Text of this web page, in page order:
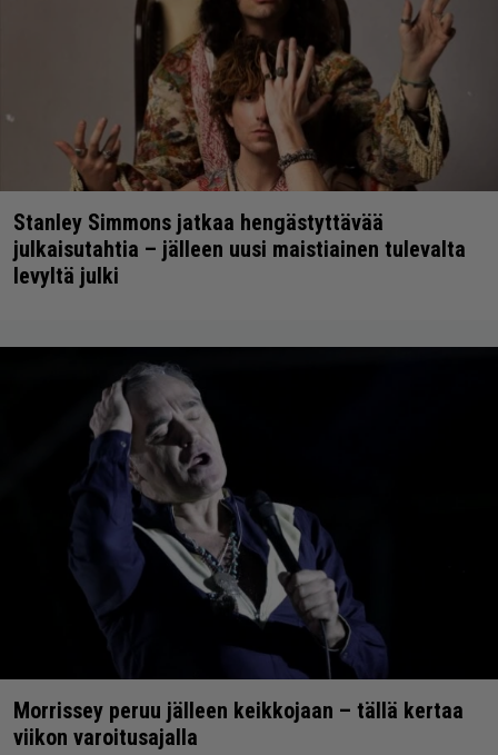
Stanley Simmons jatkaa hengästyttävää
julkaisutahtia – jälleen uusi maistiainen tulevalta
levyltä julki
Morrissey peruu jälleen keikkojaan – tällä kertaa
viikon varoitusajalla